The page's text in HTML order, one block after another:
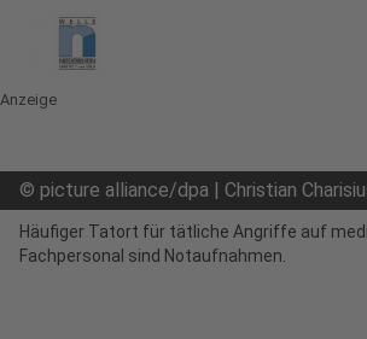
Anzeige
© picture alliance/dpa | Christian
Häufiger Tatort für tätliche Angriffe auf
Fachpersonal sind Notaufnahmen.